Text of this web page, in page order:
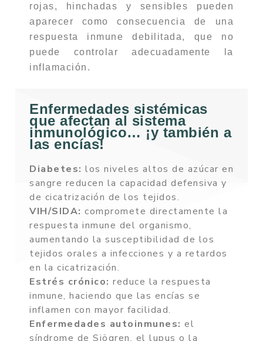
rojas, hinchadas y sensibles pueden
aparecer como consecuencia de una
respuesta inmune debilitada, que no
puede controlar adecuadamente la
inflamación.
Enfermedades sistémicas
que afectan al sistema
inmunológico… ¡y también a
las encías!
Diabetes: los niveles altos de azúcar en
sangre reducen la capacidad defensiva y
de cicatrización de los tejidos.
VIH/SIDA: compromete directamente la
respuesta inmune del organismo,
aumentando la susceptibilidad de los
tejidos orales a infecciones y a retardos
en la cicatrización.
Estrés crónico: reduce la respuesta
inmune, haciendo que las encías se
inflamen con mayor facilidad.
Enfermedades autoinmunes: el
síndrome de Sjögren, el lupus o la